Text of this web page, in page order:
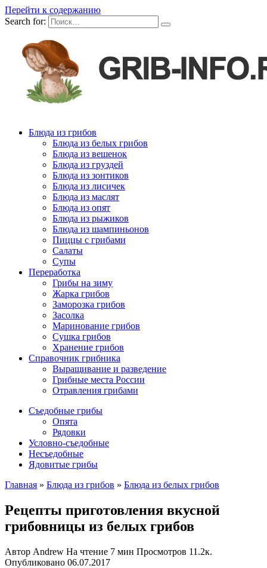
Перейти к содержанию
Search for:
Блюда из грибов
Блюда из белых грибов
Блюда из вешенок
Блюда из груздей
Блюда из зонтиков
Блюда из лисичек
Блюда из маслят
Блюда из опят
Блюда из рыжиков
Блюда из шампиньонов
Пиццы с грибами
Салаты
Супы
Переработка
Грибы на зиму
Жарка грибов
Заморозка грибов
Засолка
Маринование грибов
Сушка грибов
Хранение грибов
Справочник грибника
Выращивание и разведение
Грибные места России
Отравления грибами
Съедобные грибы
Опята
Рядовки
Условно-съедобные
Несъедобные
Ядовитые грибы
Главная » Блюда из грибов » Блюда из белых грибов
Рецепты приготовления вкусной
грибовницы из белых грибов
Автор Andrew На чтение 7 мин Просмотров 11.2к.
Опубликовано 06.07.2017